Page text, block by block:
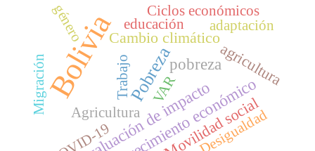
BoliviaPobrezapobreza
Evaluación de impacto
Crecimiento económico
Cambio climático
agricultura
Movilidad social
Desigualdad
Agricultura
educación
Migración Trabajo VAR
género Ciclos económicos
adaptación